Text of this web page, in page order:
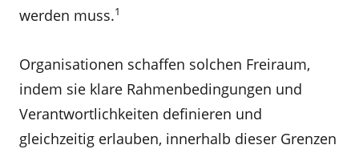
werden muss.1
Organisationen schaffen solchen Freiraum,
indem sie klare Rahmenbedingungen und
Verantwortlichkeiten definieren und
gleichzeitig erlauben, innerhalb dieser Grenzen